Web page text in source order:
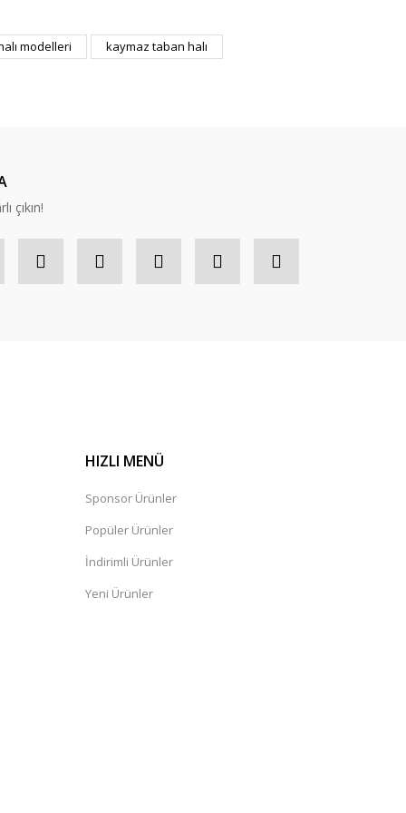
modelleri
kaymaz taban halı
çıkın!
HIZLI MENÜ
Sponsor Ürünler
Popüler Ürünler
İndirimli Ürünler
Yeni Ürünler